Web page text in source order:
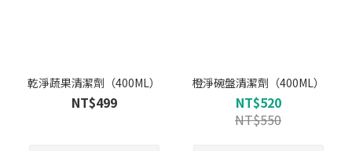
乾淨蔬果清潔劑（400ML）
NT$499
橙淨碗盤清潔劑（400ML）
NT$520
NT$550